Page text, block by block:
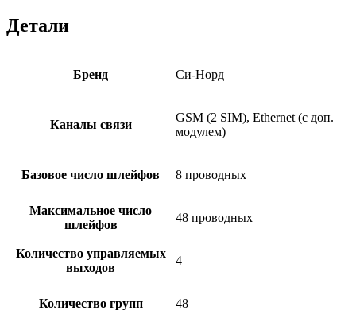
Детали
Бренд Си-Норд
Каналы связи
GSM (2 SIM), Ethernet (с доп.
модулем)
Базовое число шлейфов 8 проводных
Максимальное число
шлейфов
48 проводных
Количество управляемых
выходов
4
Количество групп 48